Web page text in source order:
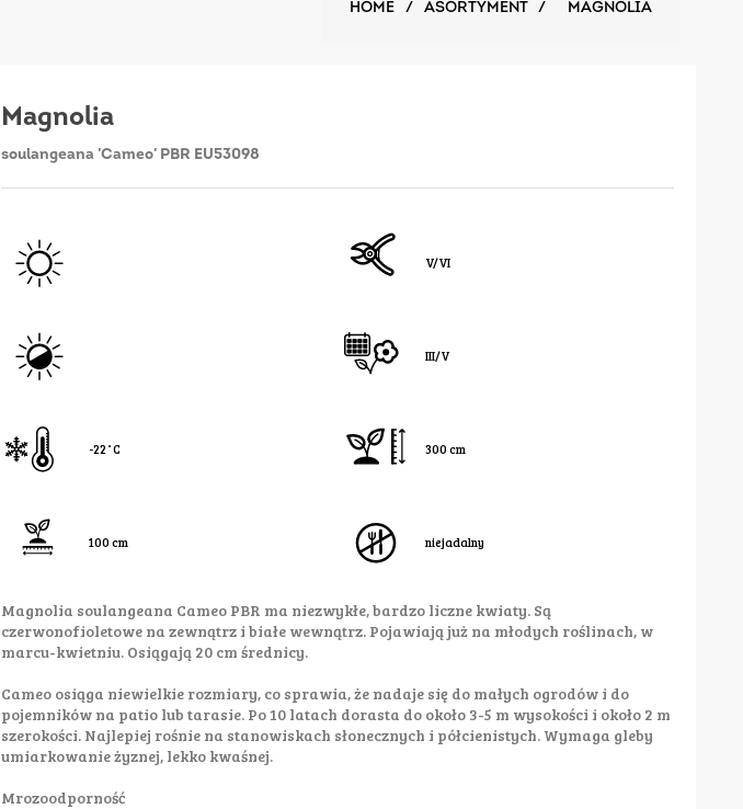
HOME / ASORTYMENT / MAGNOLIA
Magnolia
soulangeana 'Cameo' PBR EU53098
V/VI
III/V
-22˚C 300 cm
100 cm niejadalny
Magnolia soulangeana Cameo PBR ma niezwykłe, bardzo liczne kwiaty. Są
czerwonofioletowe na zewnątrz i białe wewnątrz. Pojawiają już na młodych roślinach, w
marcu-kwietniu. Osiągają 20 cm średnicy.
Cameo osiąga niewielkie rozmiary, co sprawia, że nadaje się do małych ogrodów i do
pojemników na patio lub tarasie. Po 10 latach dorasta do około 3-5 m wysokości i około 2 m
szerokości. Najlepiej rośnie na stanowiskach słonecznych i półcienistych. Wymaga gleby
umiarkowanie żyznej, lekko kwaśnej.
Mrozoodporność